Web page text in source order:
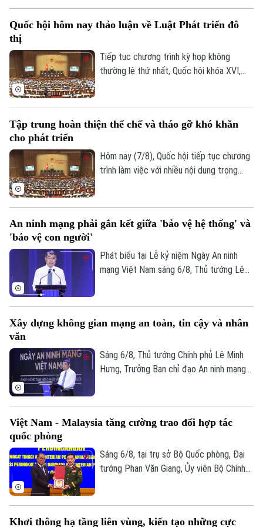
Di tích
Y tế
Dinh dưỡng
Tư vấn sức khỏe
Thể thao
Bóng đá
Quần vợt
Golf
Giải trí
Tin tức
Điện ảnh
Thời trang
Âm nhạc
Đã phát sóng
phải căn cứ vào tình hình, đặc điểm của
Quốc hội hôm nay thảo luận về Luật Phát triển đô
thị
Tiếp tục chương trình kỳ họp không
thường lệ thứ nhất, Quốc hội khóa XVI,
triển đô thị.
Tập trung hoàn thiện thể chế và tháo gỡ khó khăn
cho phát triển
Hôm nay (7/8), Quốc hội tiếp tục chương
trình làm việc với nhiều nội dung trọng
được kỳ vọng tháo gỡ điểm nghẽn về thể
đẩy các đô thị phát triển nhanh, bền
vững.
An ninh mạng phải gắn kết giữa 'bảo vệ hệ thống' và
'bảo vệ con người'
Phát biểu tại Lễ kỷ niệm Ngày An ninh
mạng Việt Nam sáng 6/8, Thủ tướng Lê
"bảo vệ hệ thống" và "bảo vệ con người",
Nhân dân làm thước đo cao nhất cho mọi
chính sách.
Xây dựng không gian mạng an toàn, tin cậy và nhân
văn
Sáng 6/8, Thủ tướng Chính phủ Lê Minh
Hưng, Trưởng Ban chỉ đạo An ninh mạng
hoạt động do Ban Chỉ đạo An ninh mạng
với chủ đề “Vì một không gian mạng nhân
văn cho mỗi người”.
Việt Nam - Malaysia tăng cường trao đổi hợp tác
quốc phòng
Sáng 6/8, tại trụ sở Bộ Quốc phòng, Đại
tướng Phan Văn Giang, Ủy viên Bộ Chính
Khơi thông hạ tầng liên vùng, kiến tạo những cực